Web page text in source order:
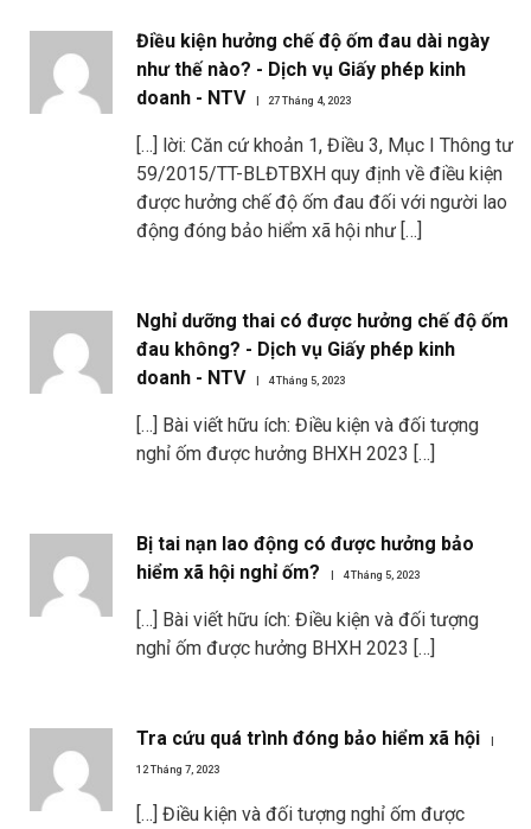
Điều kiện hưởng chế độ ốm đau dài ngày
như thế nào? - Dịch vụ Giấy phép kinh
doanh - NTV
27 Tháng 4, 2023
[…] lời: Căn cứ khoản 1, Điều 3, Mục I Thông tư
59/2015/TT-BLĐTBXH quy định về điều kiện
được hưởng chế độ ốm đau đối với người lao
động đóng bảo hiểm xã hội như […]
Nghỉ dưỡng thai có được hưởng chế độ ốm
đau không? - Dịch vụ Giấy phép kinh
doanh - NTV
4 Tháng 5, 2023
[…] Bài viết hữu ích: Điều kiện và đối tượng
nghỉ ốm được hưởng BHXH 2023 […]
Bị tai nạn lao động có được hưởng bảo
hiểm xã hội nghỉ ốm?
4 Tháng 5, 2023
[…] Bài viết hữu ích: Điều kiện và đối tượng
nghỉ ốm được hưởng BHXH 2023 […]
Tra cứu quá trình đóng bảo hiểm xã hội
12 Tháng 7, 2023
[…] Điều kiện và đối tượng nghỉ ốm được